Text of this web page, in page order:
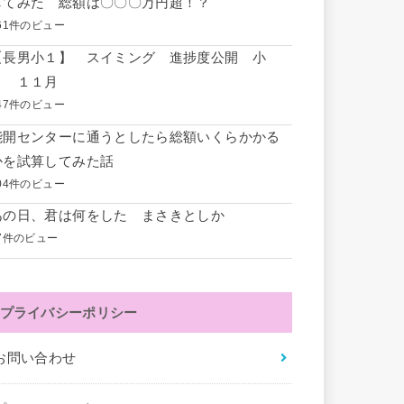
件のビュー
長男小１】 スイミング 進捗度公開 小
１１月
件のビュー
開センターに通うとしたら総額いくらかかる
を試算してみた話
件のビュー
の日、君は何をした まさきとしか
のビュー
プライバシーポリシー
問い合わせ